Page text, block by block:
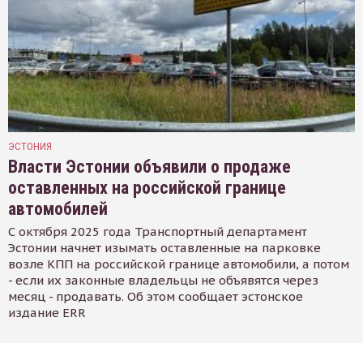
ЭСТОНИЯ
Власти Эстонии объявили о продаже
оставленных на российской границе
автомобилей
С октября 2025 года Транспортный департамент
Эстонии начнет изымать оставленные на парковке
возле КПП на российской границе автомобили, а потом
- если их законные владельцы не объявятся через
месяц - продавать. Об этом сообщает эстонское
издание ERR